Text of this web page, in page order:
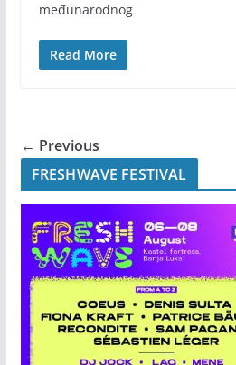
međunarodnog
Read More
← Previous
FRESHWAVE FESTIVAL